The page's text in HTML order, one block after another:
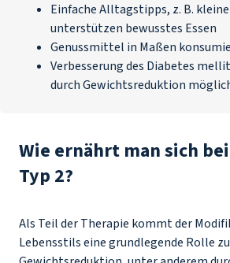
Einfache Alltagstipps, z. B.
unterstützen bewusstes Essen
Genussmittel in Maßen
Verbesserung des Diabetes
durch Gewichtsreduktion
Wie ernährt man sich
Typ 2?
Als Teil der Therapie kommt der
Lebensstils eine grundlegende Rolle